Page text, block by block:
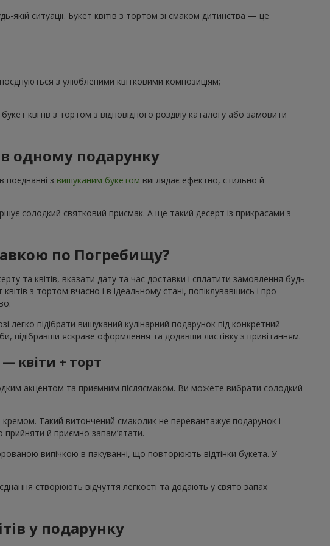
ситуації. Букет квітів з тортом зі смаком дитинства — це
з улюбленими квітковими композиціям;
квітів з тортом з відповідного розділу каталогу або замовити
одному подарунку
поєднанні з вишуканим букетом виглядає ефектно, стильно й
солодкий святковий присмак. А ще такий десерт із прикрасами з
по Погребищу?
та квітів, вказати дату та час доставки і сплатити замовлення будь-
з тортом вчасно і в ідеальному стані, попіклувавшись і про
підібрати вишуканий кулінарний подарунок під конкретний
підібравши яскраве оформлення та додавши листівку з привітанням.
квіти + торт
акцентом та приємним післясмаком. Ви можете вибрати солодкий
кремом. Такий витончений смаколик не перевантажує подарунок і
прийняти й приємно запам’ятати.
випічкою в пакуванні, що повторюють відтінки букета. У
створюють відчуття легкості та додають у свято запах
у подарунку